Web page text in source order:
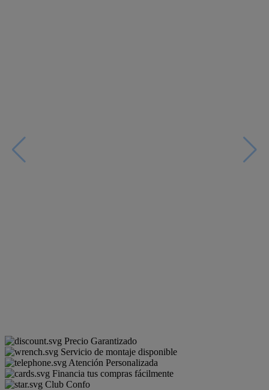
Precio Garantizado
Servicio de montaje disponible
Atención Personalizada
Financia tus compras fácilmente
Club Confo